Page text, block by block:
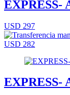
EXPRESS-
USD 297
USD 282
EXPRESS-